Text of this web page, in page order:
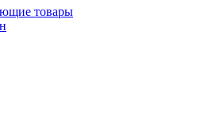
товары